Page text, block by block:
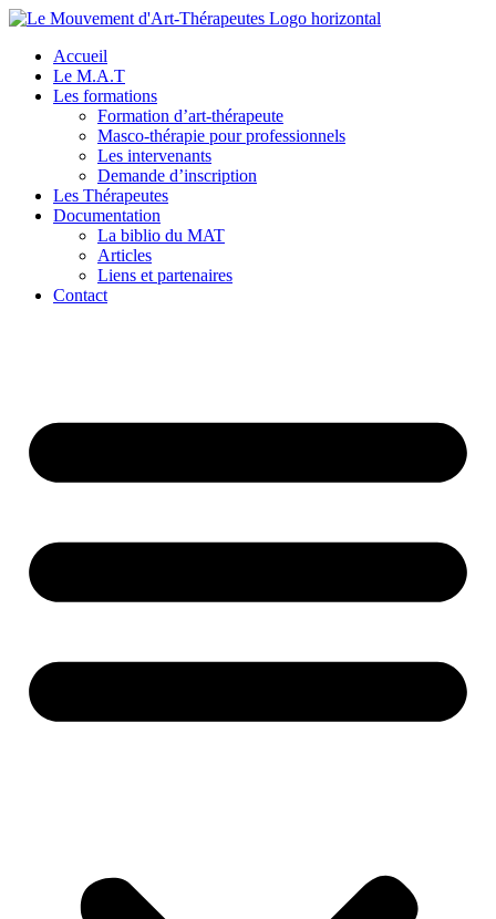
Aller
contenuAccueil
Le M.A.T
Les formations
Formation d’art-thérapeute
Masco-thérapie pour professionnels
Les intervenants
Demande d’inscription
Les Thérapeutes
Documentation
La biblio du MAT
Articles
Liens et partenaires
Contact